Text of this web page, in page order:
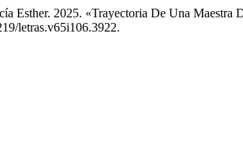
Esther. 2025. «Trayectoria De Una
letras.v65i106.3922.